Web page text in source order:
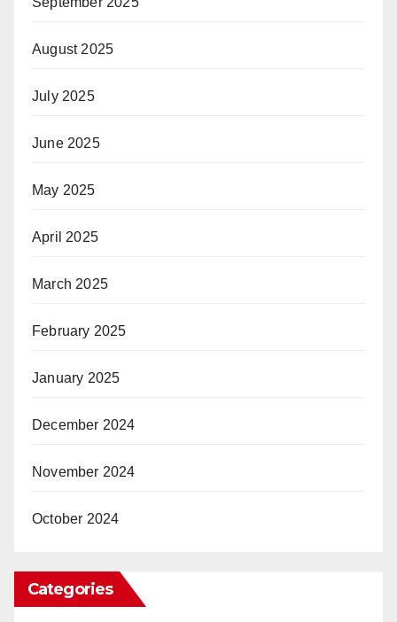
August 2025
July 2025
June 2025
May 2025
April 2025
March 2025
February 2025
January 2025
December 2024
November 2024
October 2024
Categories